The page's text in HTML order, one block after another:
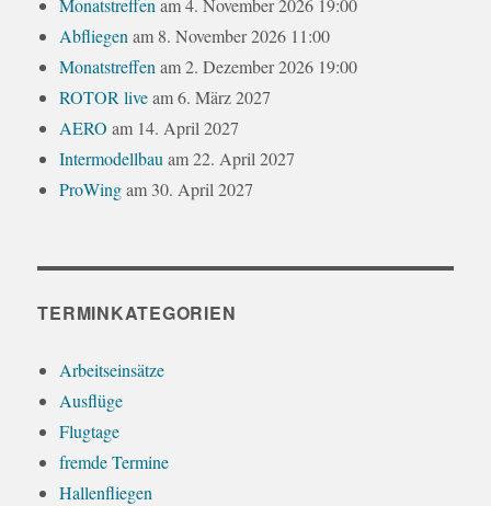
Monatstreffenam 4. November 2026 19:00
Abfliegenam 8. November 2026 11:00
Monatstreffenam 2. Dezember 2026 19:00
ROTOR liveam 6. März 2027
AERO am 14. April 2027
Intermodellbauam 22. April 2027
ProWingam 30. April 2027
TERMINKATEGORIEN
Arbeitseinsätze
Ausflüge
Flugtage
fremde Termine
Hallenfliegen